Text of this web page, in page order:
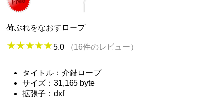
荷ぶれをなおすロープ
5.0 （16件のレビュー）
タイトル：介錯ロープ
サイズ：31,165 byte
拡張子：dxf